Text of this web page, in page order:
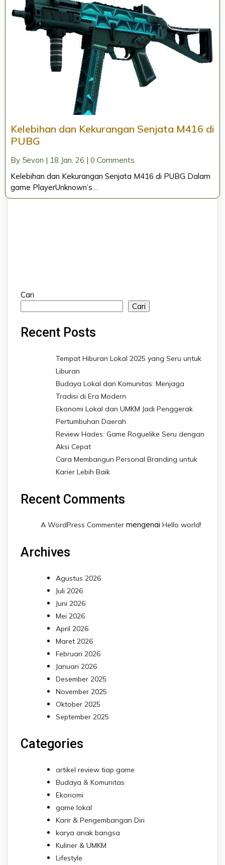
Kelebihan dan Kekurangan Senjata M416 di
PUBG
By 5evon | 18 Jan, 26 | 0 Comments
Kelebihan dan Kekurangan Senjata M416 di PUBG Dalam
game PlayerUnknown’s…
Cari
Cari
Recent Posts
Tempat Hiburan Lokal 2025 yang Seru untuk
Liburan
Budaya Lokal dan Komunitas: Menjaga
Tradisi di Era Modern
Ekonomi Lokal dan UMKM Jadi Penggerak
Pertumbuhan Daerah
Review Hades: Game Roguelike Seru dengan
Aksi Cepat
Cara Membangun Personal Branding untuk
Karier Lebih Baik
Recent Comments
A WordPress Commenter mengenai Hello world!
Archives
Agustus 2026
Juli 2026
Juni 2026
Mei 2026
April 2026
Maret 2026
Februari 2026
Januari 2026
Desember 2025
November 2025
Oktober 2025
September 2025
Categories
artikel review tiap game
Budaya & Komunitas
Ekonomi
game lokal
Karir & Pengembangan Diri
karya anak bangsa
Kuliner & UMKM
Lifestyle